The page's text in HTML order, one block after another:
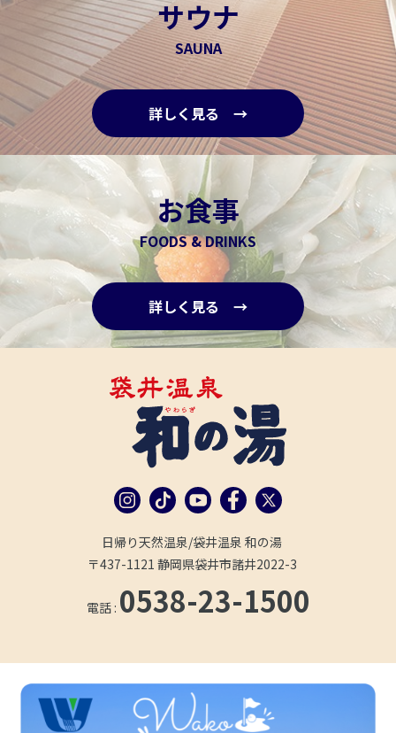
サウナ
SAUNA
詳しく見る →
お食事
FOODS & DRINKS
詳しく見る →
日帰り天然温泉/袋井温泉 和の湯
〒437-1121 静岡県袋井市諸井2022-3
電話 : 0538-23-1500